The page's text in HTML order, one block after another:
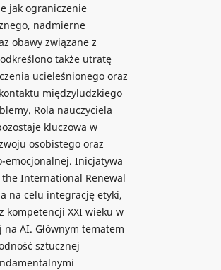
jak ograniczenie
nadmierne
obawy związane z
także utratę
ucieleśnionego oraz
międzyludzkiego
Rola nauczyciela
kluczowa w
osobistego oraz
emocjonalnej. Inicjatywa
the International Renewal
na celu integrację etyki,
kompetencji XXI wieku w
AI. Głównym tematem
sztucznej